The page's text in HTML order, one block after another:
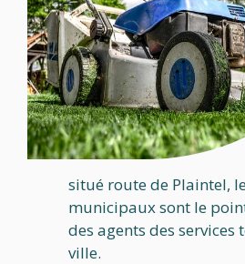
situé route de Plaintel,
municipaux sont le
des agents des services
ville.